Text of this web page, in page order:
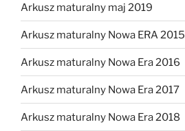
Arkusz maturalny maj 2019
Arkusz maturalny Nowa ERA 2015
Arkusz maturalny Nowa Era 2016
Arkusz maturalny Nowa Era 2017
Arkusz maturalny Nowa Era 2018